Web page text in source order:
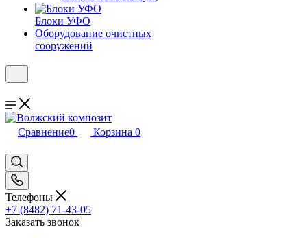
Блоки УФО
Оборудование очистных
сооружений
Сравнение0 Корзина 0
Телефоны
+7 (8482) 71-43-05
Заказать звонок